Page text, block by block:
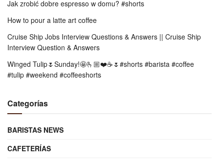
Jak zrobić dobre espresso w domu? #shorts
How to pour a latte art coffee
Cruise Ship Jobs Interview Questions & Answers || Cruise Ship
Interview Question & Answers
Winged Tulip🌷Sunday!🤩🫰🏼❤️☕️🌷#shorts #barista #coffee
#tulip #weekend #coffeeshorts
Categorías
BARISTAS NEWS
CAFETERÍAS